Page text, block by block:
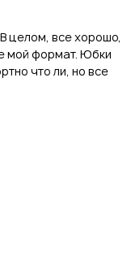
целом, все хорошо,
мой формат. Юбки
что ли, но все